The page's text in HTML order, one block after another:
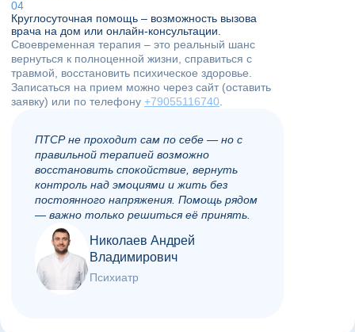
Круглосуточная помощь – возможность вызова
врача на дом или онлайн-консультации.
Своевременная терапия – это реальный шанс
вернуться к полноценной жизни, справиться с
травмой, восстановить психическое здоровье.
Записаться на прием можно через сайт (оставить
заявку) или по телефону +79055116740
ПТСР не проходит сам по себе — но с
правильной терапией возможно
восстановить спокойствие, вернуть
контроль над эмоциями и жить без
постоянного напряжения. Помощь рядом
— важно только решиться её принять.
Николаев Андрей
Владимирович
Психиатр